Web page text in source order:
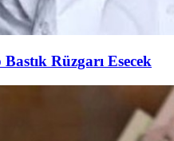
Rüzgarı Esecek